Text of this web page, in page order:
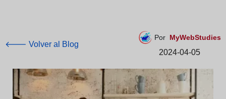
🡐 Volver al Blog
Por MyWebStudies
2024-04-05